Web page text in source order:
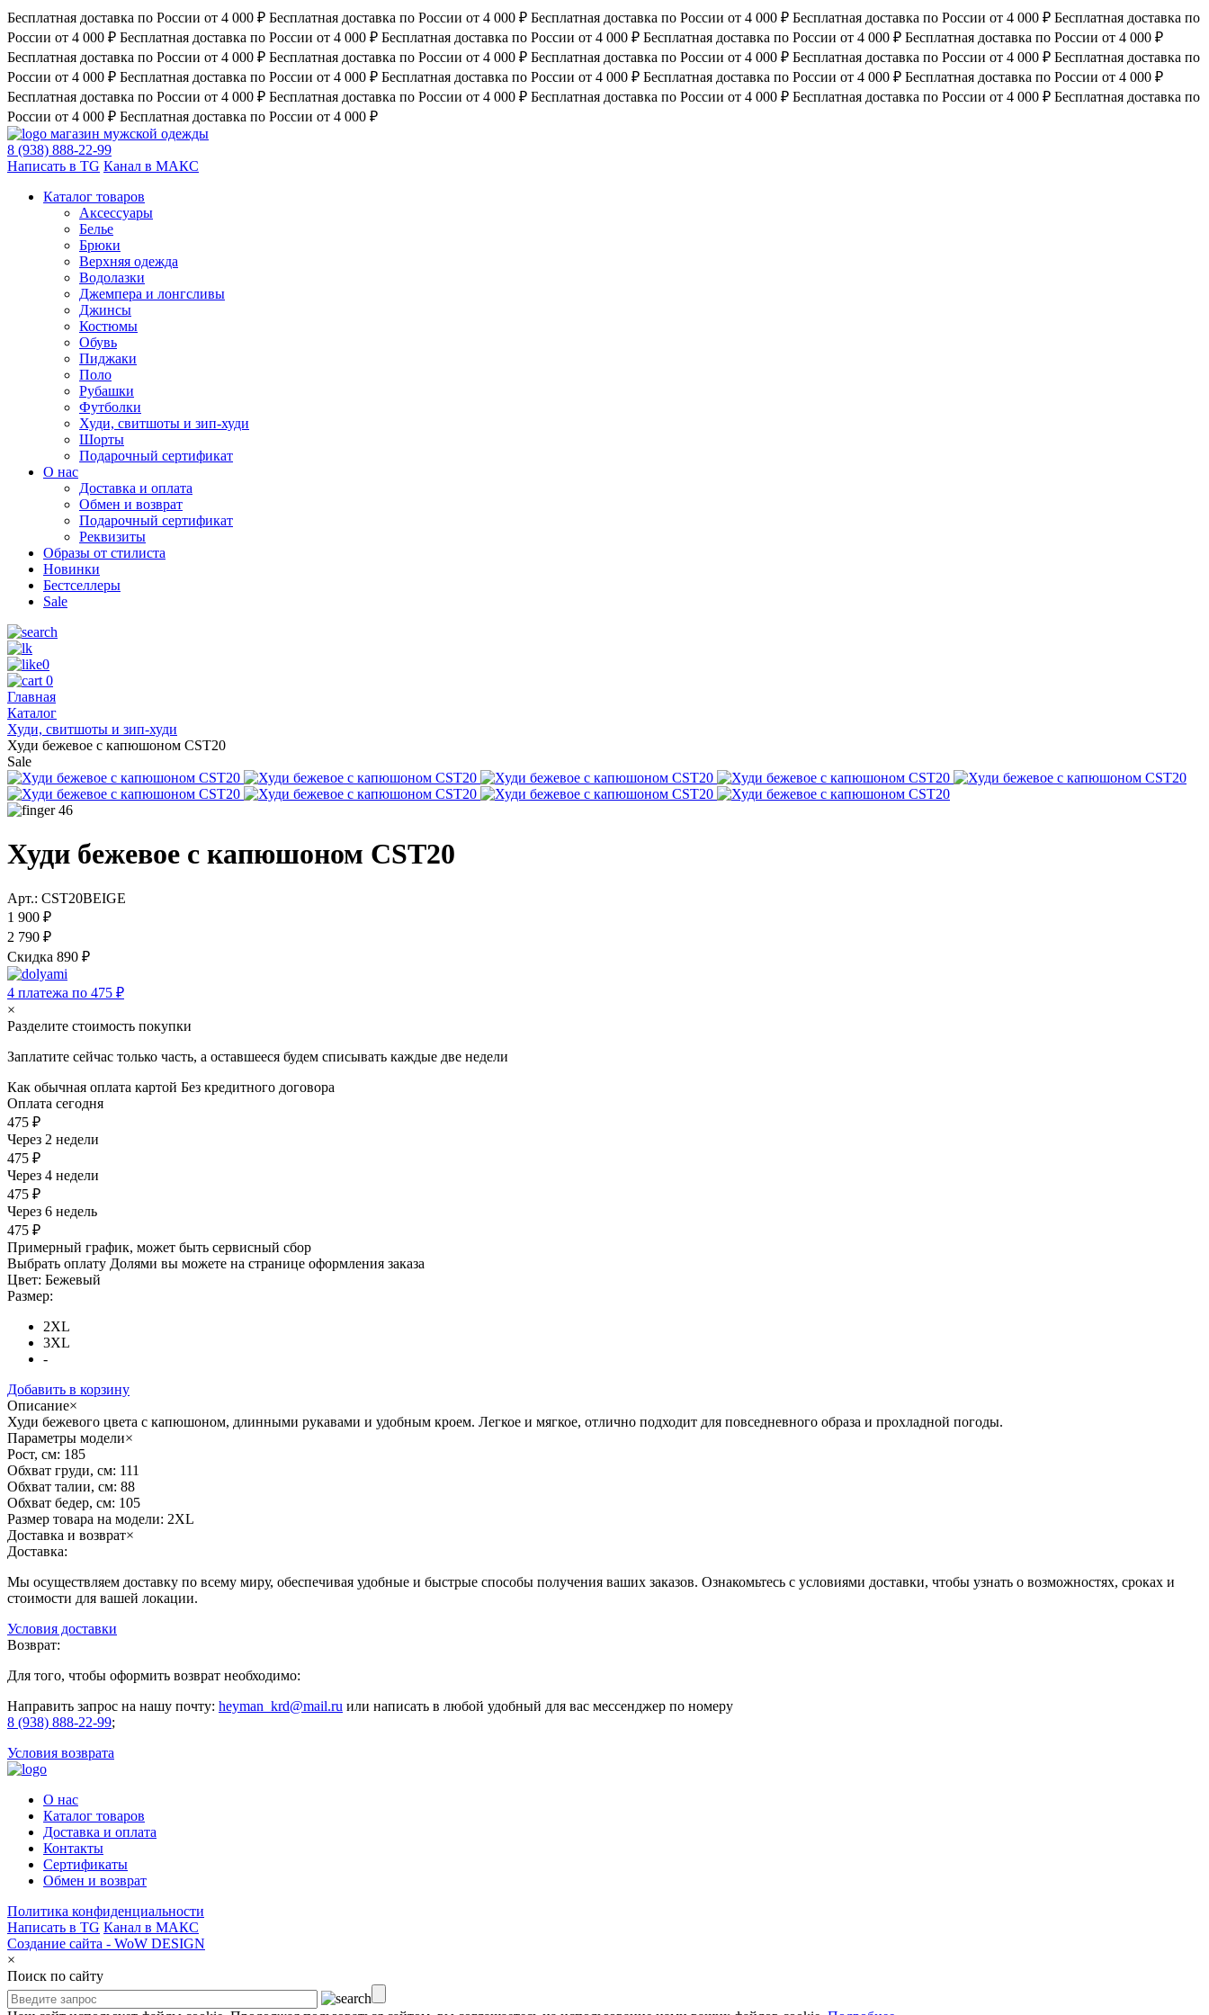
Бесплатная доставка по России от 4 000 ₽ Бесплатная доставка по России от 4 000 ₽ Бесплатная доставка по России от 4 000 ₽ Бесплатная доставка по России от 4 000 ₽ Бесплатная доставка по
России от 4 000 ₽ Бесплатная доставка по России от 4 000 ₽ Бесплатная доставка по России от 4 000 ₽ Бесплатная доставка по России от 4 000 ₽ Бесплатная доставка по России от 4 000 ₽
Бесплатная доставка по России от 4 000 ₽ Бесплатная доставка по России от 4 000 ₽ Бесплатная доставка по России от 4 000 ₽ Бесплатная доставка по России от 4 000 ₽ Бесплатная доставка по
России от 4 000 ₽ Бесплатная доставка по России от 4 000 ₽ Бесплатная доставка по России от 4 000 ₽ Бесплатная доставка по России от 4 000 ₽ Бесплатная доставка по России от 4 000 ₽
Бесплатная доставка по России от 4 000 ₽ Бесплатная доставка по России от 4 000 ₽ Бесплатная доставка по России от 4 000 ₽ Бесплатная доставка по России от 4 000 ₽ Бесплатная доставка по
России от 4 000 ₽ Бесплатная доставка по России от 4 000 ₽
магазин мужской одежды
8 (938) 888-22-99
Написать в TG Канал в МАКС
Каталог товаров
Аксессуары
Белье
Брюки
Верхняя одежда
Водолазки
Джемпера и лонгсливы
Джинсы
Костюмы
Обувь
Пиджаки
Поло
Рубашки
Футболки
Худи, свитшоты и зип-худи
Шорты
Подарочный сертификат
О нас
Доставка и оплата
Обмен и возврат
Подарочный сертификат
Реквизиты
Образы от стилиста
Новинки
Бестселлеры
Sale
0
0
Главная
Каталог
Худи, свитшоты и зип-худи
Худи бежевое с капюшоном CST20
Sale
46
Худи бежевое с капюшоном CST20
Арт.: CST20BEIGE
1 900 ₽
2 790 ₽
Скидка 890 ₽
4 платежа по 475 ₽
×
Разделите стоимость покупки
Заплатите сейчас только часть, а оставшееся будем списывать каждые две недели
Как обычная оплата картой Без кредитного договора
Оплата сегодня
475 ₽
Через 2 недели
475 ₽
Через 4 недели
475 ₽
Через 6 недель
475 ₽
Примерный график, может быть сервисный сбор
Выбрать оплату Долями вы можете на странице оформления заказа
Цвет: Бежевый
Размер:
2XL
3XL
-
Добавить в корзину
Описание×
Худи бежевого цвета с капюшоном, длинными рукавами и удобным кроем. Легкое и мягкое, отлично подходит для повседневного образа и прохладной погоды.
Параметры модели×
Рост, см: 185
Обхват груди, см: 111
Обхват талии, см: 88
Обхват бедер, см: 105
Размер товара на модели: 2XL
Доставка и возврат×
Доставка:
Мы осуществляем доставку по всему миру, обеспечивая удобные и быстрые способы получения ваших заказов. Ознакомьтесь с условиями доставки, чтобы узнать о возможностях, сроках и
стоимости для вашей локации.
Условия доставки
Возврат:
Для того, чтобы оформить возврат необходимо:
Направить запрос на нашу почту: heyman_krd@mail.ru или написать в любой удобный для вас мессенджер по номеру
8 (938) 888-22-99;
Условия возврата
О нас
Каталог товаров
Доставка и оплата
Контакты
Сертификаты
Обмен и возврат
Политика конфиденциальности
Написать в TG Канал в МАКС
Создание сайта - WoW DESIGN
×
Поиск по сайту